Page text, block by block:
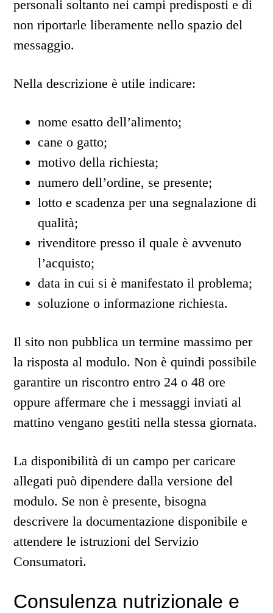
personali soltanto nei campi predisposti e di
non riportarle liberamente nello spazio del
messaggio.
Nella descrizione è utile indicare:
nome esatto dell’alimento;
cane o gatto;
motivo della richiesta;
numero dell’ordine, se presente;
lotto e scadenza per una segnalazione di
qualità;
rivenditore presso il quale è avvenuto
l’acquisto;
data in cui si è manifestato il problema;
soluzione o informazione richiesta.
Il sito non pubblica un termine massimo per
la risposta al modulo. Non è quindi possibile
garantire un riscontro entro 24 o 48 ore
oppure affermare che i messaggi inviati al
mattino vengano gestiti nella stessa giornata.
La disponibilità di un campo per caricare
allegati può dipendere dalla versione del
modulo. Se non è presente, bisogna
descrivere la documentazione disponibile e
attendere le istruzioni del Servizio
Consumatori.
Consulenza nutrizionale e